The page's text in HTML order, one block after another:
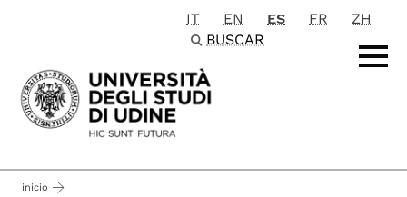
Passa al contenuto principale
IT EN ES FR
ZH
BUSCAR
inicio